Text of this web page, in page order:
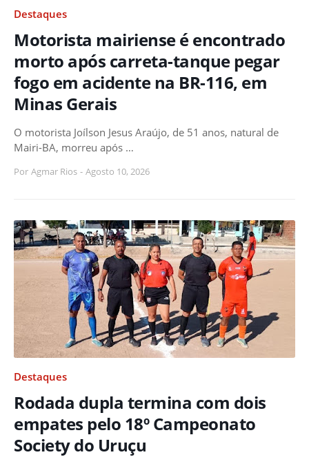
Destaques
Motorista mairiense é encontrado
morto após carreta-tanque pegar
fogo em acidente na BR-116, em
Minas Gerais
O motorista Joílson Jesus Araújo, de 51 anos, natural de
Mairi-BA, morreu após …
Por Agmar Rios - Agosto 10, 2026
Destaques
Rodada dupla termina com dois
empates pelo 18º Campeonato
Society do Uruçu